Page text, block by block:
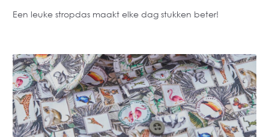
Een leuke stropdas maakt elke dag stukken beter!